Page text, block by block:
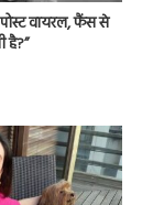
वायरल, फैंस से
है?”